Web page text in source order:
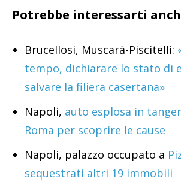
Potrebbe interessarti
Brucellosi, Muscarà-Piscitelli:
tempo, dichiarare lo stato di
salvare la filiera casertana»
Napoli, auto esplosa in
Roma per scoprire le cause
Napoli, palazzo occupato a
sequestrati altri 19 immobili